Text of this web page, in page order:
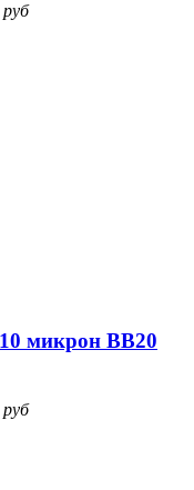
руб
микрон ВВ20
руб